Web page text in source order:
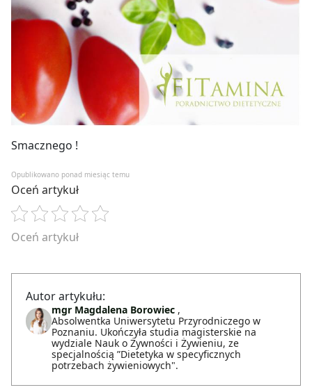
Smacznego !
Opublikowano ponad miesiąc temu
Oceń artykuł
Oceń artykuł
Autor artykułu:
mgr Magdalena Borowiec ,
Absolwentka Uniwersytetu Przyrodniczego w
Poznaniu. Ukończyła studia magisterskie na
wydziale Nauk o Żywności i Żywieniu, ze
specjalnością ”Dietetyka w specyficznych
potrzebach żywieniowych".